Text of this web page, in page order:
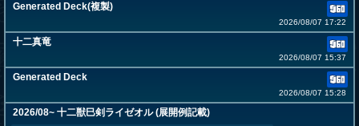
Generated Deck(複製)
2026/08/07 17:22
十二真竜
2026/08/07 15:37
Generated Deck
2026/08/07 15:28
2026/08~ 十二獣巳剣ライゼオル (展開例記載)